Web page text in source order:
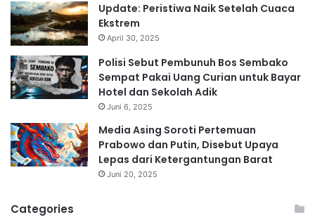
Update: Peristiwa Naik Setelah Cuaca
Ekstrem
April 30, 2025
Polisi Sebut Pembunuh Bos Sembako
Sempat Pakai Uang Curian untuk Bayar
Hotel dan Sekolah Adik
Juni 6, 2025
Media Asing Soroti Pertemuan
Prabowo dan Putin, Disebut Upaya
Lepas dari Ketergantungan Barat
Juni 20, 2025
Categories